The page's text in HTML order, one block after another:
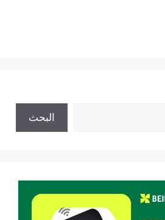
البحث